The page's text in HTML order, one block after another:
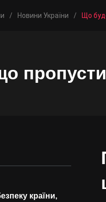
/ Новини України / Що
країни,